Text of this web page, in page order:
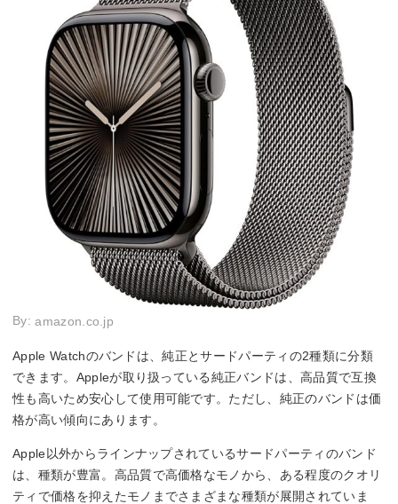
By:amazon.co.jp
Apple Watchのバンドは、純正とサードパーティの2種類に分類
できます。Appleが取り扱っている純正バンドは、高品質で互換
性も高いため安心して使用可能です。ただし、純正のバンドは価
格が高い傾向にあります。
Apple以外からラインナップされているサードパーティのバンド
は、種類が豊富。高品質で高価格なモノから、ある程度のクオリ
ティで価格を抑えたモノまでさまざまな種類が展開されていま